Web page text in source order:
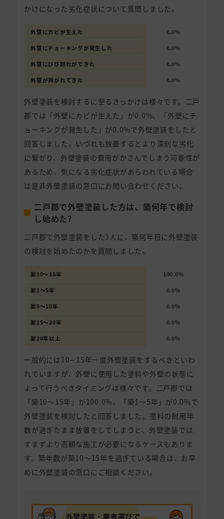
かけになった劣化症状について質問しました。
外壁にカビが生えた 0.0%
外壁にチョーキングが発生した 0.0%
外壁にひび割れができた 0.0%
外壁が剥がれてきた 0.0%
外壁塗装を検討するに至るきっかけは様々です。二戸
郡では「外壁にカビが生えた」が0.0%、「外壁にチ
ョーキングが発生した」が0.0%で外壁塗装をしたと
回答しました。いづれも放置するとより深刻な劣化
に繋がり、外壁塗装の費用がかさんでしまう可能性が
あるため、気になる劣化症状があらわれている場合
は是非外壁塗装の窓口にお問い合わせください。
二戸郡で外壁塗装した方は、築何年で検討
し始めた?
二戸郡で外壁塗装をした3人に、築何年目に外壁塗装
の検討を始めたのかを質問しました。
築10〜15年 100.0%
築1〜5年 0.0%
築5〜10年 0.0%
築15〜20年 0.0%
築20年以上 0.0%
一般的には10∼15年一度外壁塗装をするべきといわ
れていますが、外壁に使用した塗料や外壁の状態に
よって行うべきタイミングは様々です。二戸郡では
「築10〜15年」が100.0%、「築1〜5年」が0.0%で
外壁塗装を検討したと回答しました。塗料の耐用年
数が過ぎたまま放置をしてしまうと、外壁塗装では
すまずより高額な施工が必要になるケースもありま
す。築年数が築10〜15年を過ぎている場合は、お早
めに外壁塗装の窓口にご相談ください。